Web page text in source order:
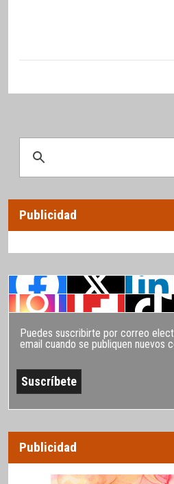
Publicidad
Puedes suscribirte por correo
email cuando se publiquen nuevos
Publicidad